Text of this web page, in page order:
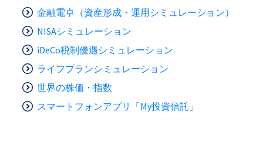
金融電卓（資産形成・運用シミュレーション）
NISAシミュレーション
iDeCo税制優遇シミュレーション
ライフプランシミュレーション
世界の株価・指数
スマートフォンアプリ「My投資信託」